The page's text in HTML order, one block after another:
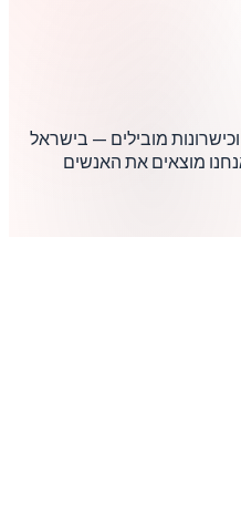
וכישרונות מובילים — בישראל
מוצאים את האנשים